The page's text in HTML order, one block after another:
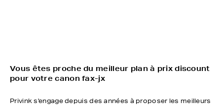
Vous êtes proche du meilleur plan à prix discount
pour votre canon fax-jx
Privink s'engage depuis des années à proposer les meilleurs